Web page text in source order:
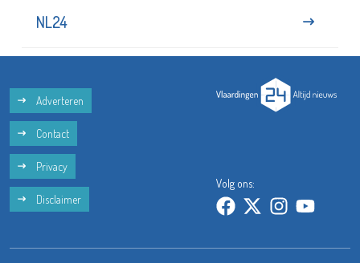
NL24
Adverteren
Contact
Privacy
Disclaimer
Volg ons: